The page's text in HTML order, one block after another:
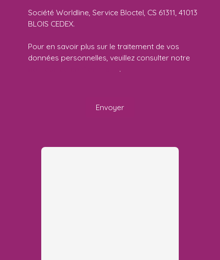
Société Worldline, Service Bloctel, CS 61311, 41013
BLOIS CEDEX.
Pour en savoir plus sur le traitement de vos
données personnelles, veuillez consulter notre
.
Envoyer